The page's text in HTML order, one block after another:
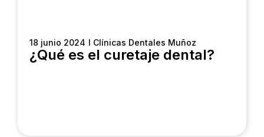
18 junio 2024 I Clínicas Dentales Muñoz
¿Qué es el curetaje dental?